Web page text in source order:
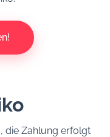
die Zahlung erfolgt